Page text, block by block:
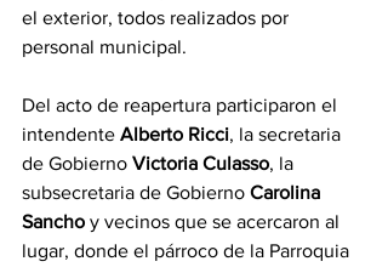
el exterior, todos realizados por
personal municipal.
Del acto de reapertura participaron el
intendente Alberto Ricci, la secretaria
de Gobierno Victoria Culasso, la
subsecretaria de Gobierno Carolina
Sancho y vecinos que se acercaron al
lugar, donde el párroco de la Parroquia